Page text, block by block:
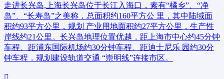
走进长兴岛,上海长兴岛位于长江入海口，素有“橘乡”、“净
岛”、“长寿岛”之美称，总面积约160平方公 里，其中陆域面
积约93平方公里，规划 产业用地面积约27平方公里，生产性
岸线约21公里。长兴岛地理位置优越，距上海市中心约45分钟
车程、距浦东国际机场约30分钟车程、距迪士尼乐 园约30分
钟车程，规划建设轨道交通 “崇明线”连接市区。